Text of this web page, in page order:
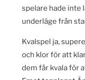
spelare hade inte
underläge från
Kvalspel ja,
och klor för att
dem får kvala för